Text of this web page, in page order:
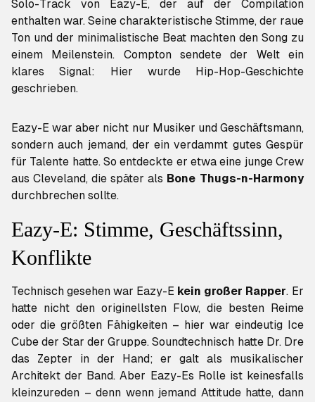
Solo-Track von Eazy-E, der auf der Compilation
enthalten war. Seine charakteristische Stimme, der raue
Ton und der minimalistische Beat machten den Song zu
einem Meilenstein. Compton sendete der Welt ein
klares Signal: Hier wurde Hip-Hop-Geschichte
geschrieben.
Eazy-E war aber nicht nur Musiker und Geschäftsmann,
sondern auch jemand, der ein verdammt gutes Gespür
für Talente hatte. So entdeckte er etwa eine junge Crew
aus Cleveland, die später als Bone Thugs-n-Harmony
durchbrechen sollte.
Eazy-E: Stimme, Geschäftssinn,
Konflikte
Technisch gesehen war Eazy-E kein großer Rapper. Er
hatte nicht den originellsten Flow, die besten Reime
oder die größten Fähigkeiten – hier war eindeutig Ice
Cube der Star der Gruppe. Soundtechnisch hatte Dr. Dre
das Zepter in der Hand; er galt als musikalischer
Architekt der Band. Aber Eazy-Es Rolle ist keinesfalls
kleinzureden – denn wenn jemand Attitude hatte, dann